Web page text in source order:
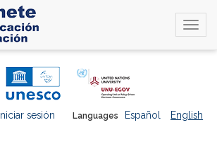
Languages Español English
Iniciar sesión